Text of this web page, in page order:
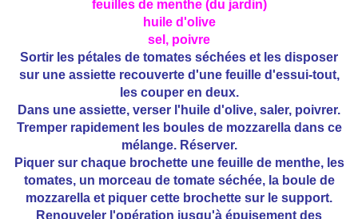
feuilles de menthe (du jardin)
huile d'olive
sel, poivre
Sortir les pétales de tomates séchées et les disposer
sur une assiette recouverte d'une feuille d'essui-tout,
les couper en deux.
Dans une assiette, verser l'huile d'olive, saler, poivrer.
Tremper rapidement les boules de mozzarella dans ce
mélange. Réserver.
Piquer sur chaque brochette une feuille de menthe, les
tomates, un morceau de tomate séchée, la boule de
mozzarella et piquer cette brochette sur le support.
Renouveler l'opération jusqu'à épuisement des